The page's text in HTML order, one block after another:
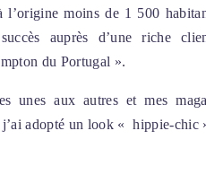
moins de 1 500
auprès d’une riche
du Portugal ».
unes aux autres et mes
adopté un look « hippie-chic